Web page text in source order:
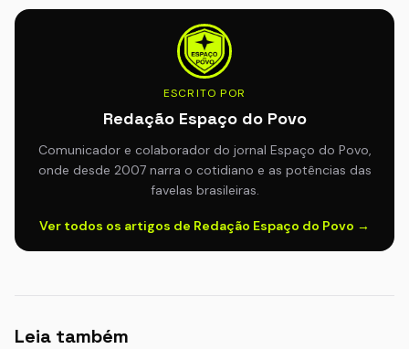
ESCRITO POR
Redação Espaço do Povo
Comunicador e colaborador do jornal Espaço do Povo,
onde desde 2007 narra o cotidiano e as potências das
favelas brasileiras.
Ver todos os artigos de Redação Espaço do Povo →
Leia também